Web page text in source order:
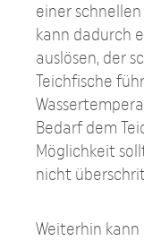
einer
kann dadurch
auslösen, der
Teichfische
Bedarf dem
Möglichkeit
nicht
Weiterhin kann